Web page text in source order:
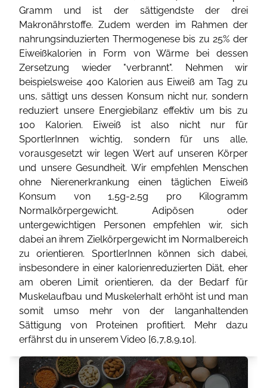
Gramm und ist der sättigendste der drei
Makronährstoffe. Zudem werden im Rahmen der
nahrungsinduzierten Thermogenese bis zu 25% der
Eiweißkalorien in Form von Wärme bei dessen
Zersetzung wieder "verbrannt". Nehmen wir
beispielsweise 400 Kalorien aus Eiweiß am Tag zu
uns, sättigt uns dessen Konsum nicht nur, sondern
reduziert unsere Energiebilanz effektiv um bis zu
100 Kalorien. Eiweiß ist also nicht nur für
SportlerInnen wichtig, sondern für uns alle,
vorausgesetzt wir legen Wert auf unseren Körper
und unsere Gesundheit. Wir empfehlen Menschen
ohne Nierenerkrankung einen täglichen Eiweiß
Konsum von 1,5g-2,5g pro Kilogramm
Normalkörpergewicht. Adipösen oder
untergewichtigen Personen empfehlen wir, sich
dabei an ihrem Zielkörpergewicht im Normalbereich
zu orientieren. SportlerInnen können sich dabei,
insbesondere in einer kalorienreduzierten Diät, eher
am oberen Limit orientieren, da der Bedarf für
Muskelaufbau und Muskelerhalt erhöht ist und man
somit umso mehr von der langanhaltenden
Sättigung von Proteinen profitiert. Mehr dazu
erfährst du in unserem Video [6,7,8,9,10].